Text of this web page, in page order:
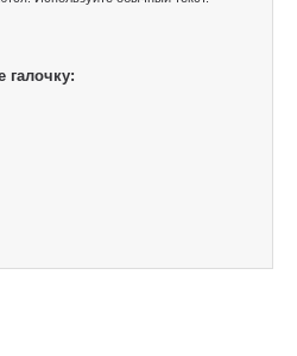
галочку: